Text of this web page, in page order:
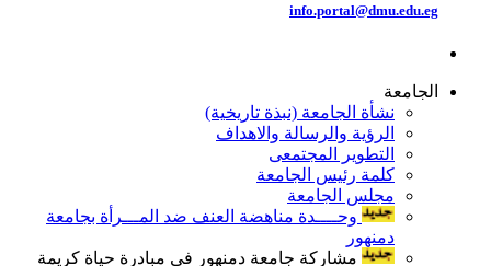
info.portal@dmu.edu.eg
الجامعة
نشأة الجامعة (نبذة تاريخية)
الرؤية والرسالة والاهداف
التطوير المجتمعى
كلمة رئيس الجامعة
مجلس الجامعة
وحــــدة مناهضة العنف ضد المـــرأة بجامعة
دمنهور
مشاركة جامعة دمنهور في مبادرة حياة كريمة